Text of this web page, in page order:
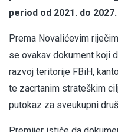
period od 2021. do
Prema Novalićevim
se ovakav dokument koji
razvoj teritorije FBiH,
te zacrtanim strateškim
putokaz za sveukupni